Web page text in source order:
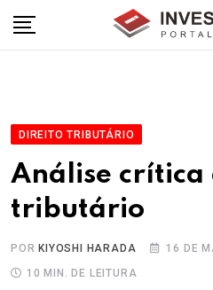
DIREITO TRIBUTÁRIO
Análise crítica
tributário
POR KIYOSHI HARADA
16 DE
10 MIN. DE LEITURA